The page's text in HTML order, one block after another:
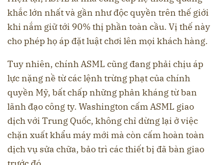
khắc lớn nhất và gần như độc quyền trên thế giới
khi nắm giữ tới 90% thị phần toàn cầu. Vị thế này
cho phép họ áp đặt luật chơi lên mọi khách hàng.
Tuy nhiên, chính ASML cũng đang phải chịu áp
lực nặng nề từ các lệnh trừng phạt của chính
quyền Mỹ, bất chấp những phản kháng từ ban
lãnh đạo công ty. Washington cấm ASML giao
dịch với Trung Quốc, không chỉ dừng lại ở việc
chặn xuất khẩu máy mới mà còn cấm hoàn toàn
dịch vụ sửa chữa, bảo trì các thiết bị đã bàn giao